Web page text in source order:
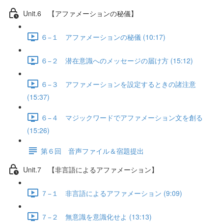
Unit.6 【アファメーションの秘儀】
６−１ アファメーションの秘儀 (10:17)
６−２ 潜在意識へのメッセージの届け方 (15:12)
６−３ アファメーションを設定するときの諸注意
(15:37)
６−４ マジックワードでアファメーション文を創る
(15:26)
第６回 音声ファイル＆宿題提出
Unit.7 【非言語によるアファメーション】
７−１ 非言語によるアファメーション (9:09)
７−２ 無意識を意識化せよ (13:13)